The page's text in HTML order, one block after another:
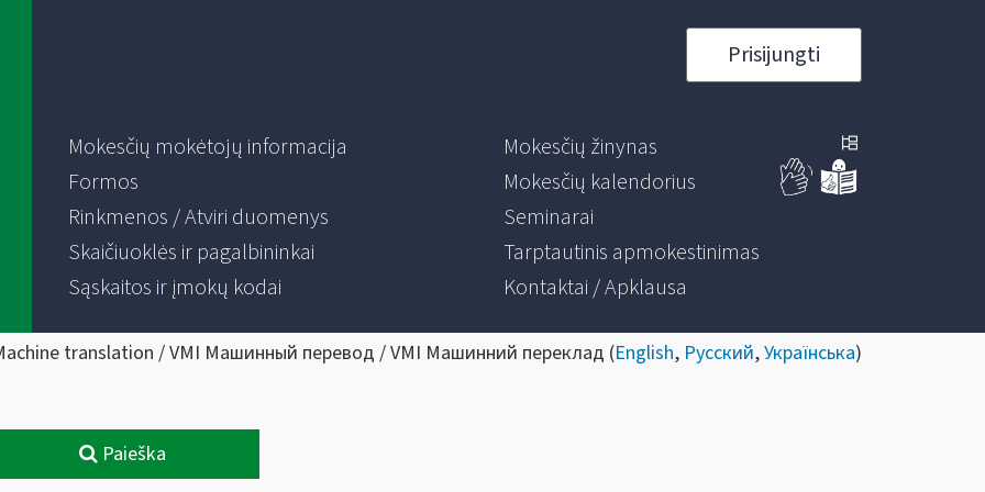
Prisijungti
Mokesčių mokėtojų informacija
Formos
Rinkmenos / Atviri duomenys
Skaičiuoklės ir pagalbininkai
Sąskaitos ir įmokų kodai
Mokesčių žinynas
Mokesčių kalendorius
Seminarai
Tarptautinis apmokestinimas
Kontaktai / Apklausa
translation / VMI Машинный перевод / VMI Машинний переклад (English, Русский,Українська)
Paieška